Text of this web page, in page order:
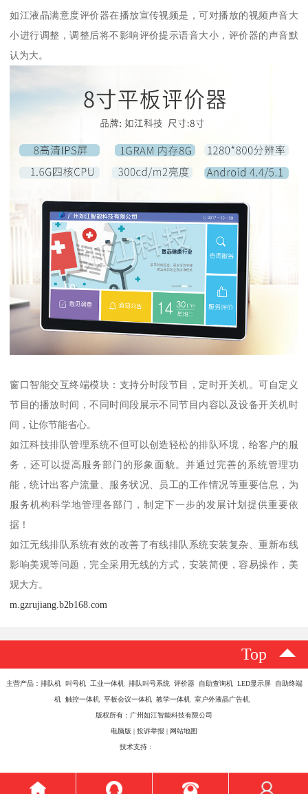
如江液晶满意度评价器在播放宣传视频是，可对播放的视频声音大
小进行调整，调整后将不影响评价提示语音大小，评价器的声音默
认为大。
窗口智能交互终端模块：支持分时段节目，定时开关机。可自定义
节目的播放时间，不同时间段展示不同节目内容以及设备开关机时
间，让你节能省心。
如江科技排队管理系统不但可以创造轻松的排队环境，给客户的服
务，还可以提高服务部门的形象面貌。并通过完善的系统管理功
能，统计出客户流量、服务状况、员工的工作情况等重要信息，为
服务机构科学地管理各部门，制定下一步的发展计划提供重要依
据！
如江无线排队系统有效的改善了有线排队系统安装复杂、重新布线
影响美观等问题，完全采用无线的方式，安装简便，容易操作，美
观大方。
m.gzrujiang.b2b168.com
Top
主营产品：排队机 叫号机 工业一体机 排队叫号系统 评价器 自助查询机 LED显示屏 自助终端
机 触控一体机 平板会议一体机 教学一体机 室户外液晶广告机
版权所有：广州如江智能科技有限公司
电脑版 投诉举报 网站地图
技术支持：